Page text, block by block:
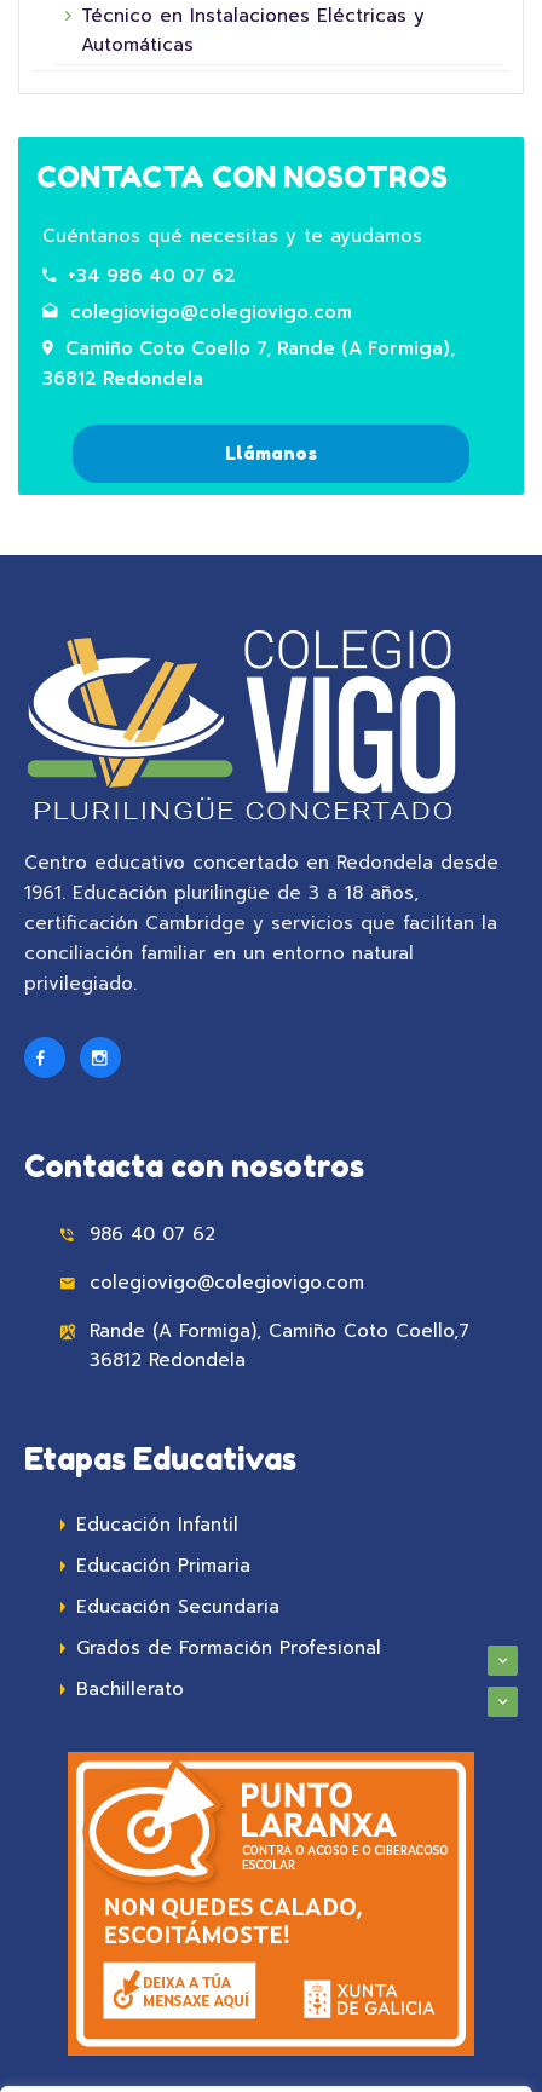
Técnico en Instalaciones Eléctricas y
Automáticas
CONTACTA CON NOSOTROS
Cuéntanos qué necesitas y te ayudamos
+34 986 40 07 62
colegiovigo@colegiovigo.com
Camiño Coto Coello 7, Rande (A Formiga),
36812 Redondela
Llámanos
Centro educativo concertado en Redondela desde
1961. Educación plurilingüe de 3 a 18 años,
certificación Cambridge y servicios que facilitan la
conciliación familiar en un entorno natural
privilegiado.
Contacta con nosotros
986 40 07 62
colegiovigo@colegiovigo.com
Rande (A Formiga), Camiño Coto Coello,7
36812 Redondela
Etapas Educativas
Educación Infantil
Educación Primaria
Educación Secundaria
Grados de Formación Profesional
Bachillerato